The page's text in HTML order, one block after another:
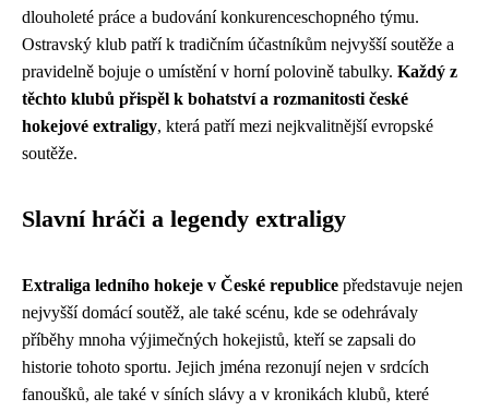
dlouholeté práce a budování konkurenceschopného týmu.
Ostravský klub patří k tradičním účastníkům nejvyšší soutěže a
pravidelně bojuje o umístění v horní polovině tabulky. Každý z
těchto klubů přispěl k bohatství a rozmanitosti české
hokejové extraligy, která patří mezi nejkvalitnější evropské
soutěže.
Slavní hráči a legendy extraligy
Extraliga ledního hokeje v České republice představuje nejen
nejvyšší domácí soutěž, ale také scénu, kde se odehrávaly
příběhy mnoha výjimečných hokejistů, kteří se zapsali do
historie tohoto sportu. Jejich jména rezonují nejen v srdcích
fanoušků, ale také v síních slávy a v kronikách klubů, které